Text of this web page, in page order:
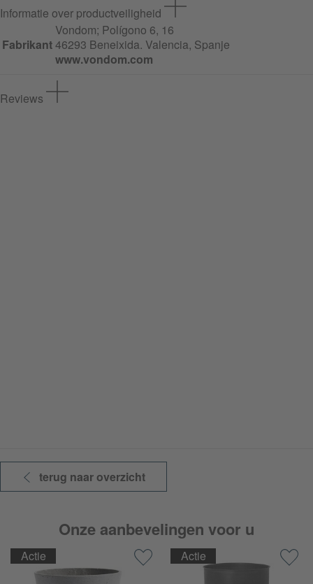
Informatie over productveiligheid
Fabrikant
Vondom; Polígono 6, 16
46293 Beneixida. Valencia, Spanje
www.vondom.com
Reviews
terug naar overzicht
Onze aanbevelingen voor u
Actie Actie